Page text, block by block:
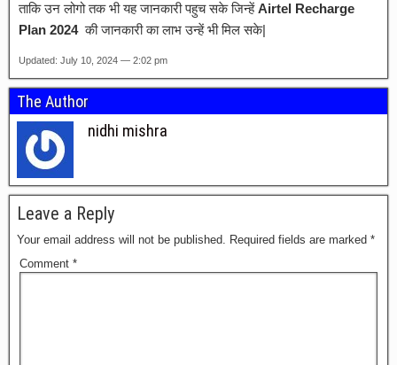
ताकि उन लोगो तक भी यह जानकारी पहुच सके जिन्हेंAirtel Recharge
Plan 2024की जानकारी का लाभ उन्हें भी मिल सके|
Updated: July 10, 2024 — 2:02 pm
The Author
nidhi mishra
Leave a Reply
Your email address will not be published. Required fields are marked *
Comment *